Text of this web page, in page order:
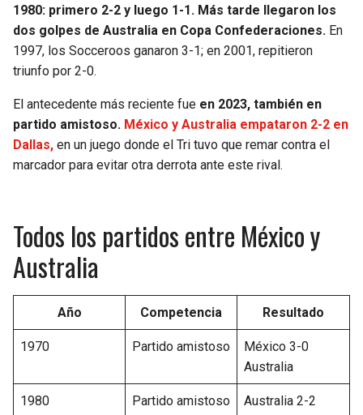
1980: primero 2-2 y luego 1-1. Más tarde llegaron los
dos golpes de Australia en Copa Confederaciones. En
1997, los Socceroos ganaron 3-1; en 2001, repitieron
triunfo por 2-0.
El antecedente más reciente fue en 2023, también en
partido amistoso. México y Australia empataron 2-2 en
Dallas, en un juego donde el Tri tuvo que remar contra el
marcador para evitar otra derrota ante este rival.
Todos los partidos entre México y
Australia
Año Competencia Resultado
1970 Partido amistoso
México 3-0
Australia
1980 Partido amistoso
Australia 2-2